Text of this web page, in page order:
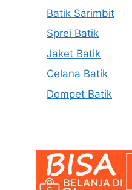
Batik Sarimbit
Sprei Batik
Jaket Batik
Celana Batik
Dompet Batik